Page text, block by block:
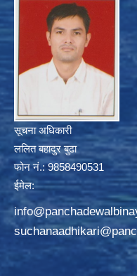
सूचना अधिकारी
ललित बहादुर बुढा
फोन नं.: 9858490531
ईमेल: